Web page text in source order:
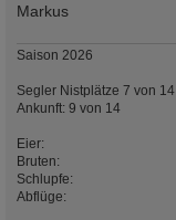
Markus
Saison 2026
Segler Nistplätze 7 von
Ankunft: 9 von 14
Eier:
Bruten:
Schlupfe:
Abflüge: